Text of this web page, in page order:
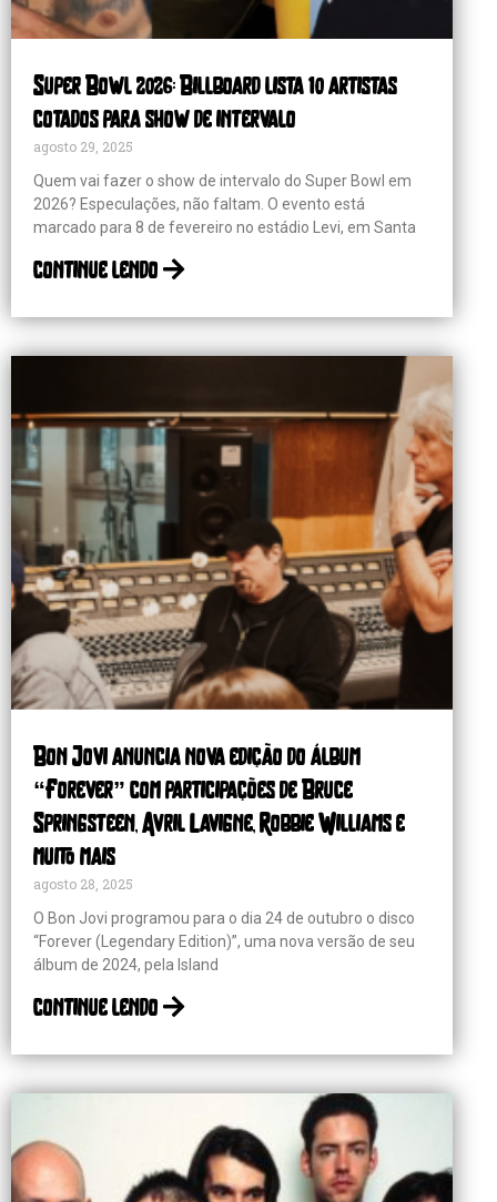
Super Bowl 2026: Billboard lista 10 artistas
cotados para show de intervalo
agosto 29, 2025
Quem vai fazer o show de intervalo do Super Bowl em
2026? Especulações, não faltam. O evento está
marcado para 8 de fevereiro no estádio Levi, em Santa
continue lendo
Bon Jovi anuncia nova edição do álbum
“Forever” com participações de Bruce
Springsteen, Avril Lavigne, Robbie Williams e
muito mais
agosto 28, 2025
O Bon Jovi programou para o dia 24 de outubro o disco
“Forever (Legendary Edition)”, uma nova versão de seu
álbum de 2024, pela Island
continue lendo